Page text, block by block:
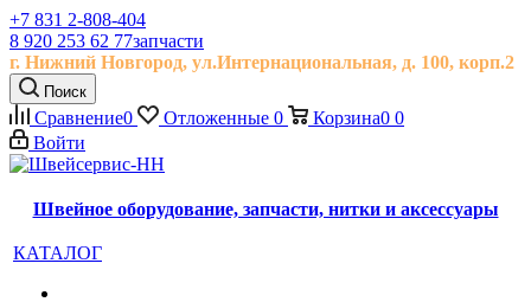
+7 831 2-808-404
8 920 253 62 77запчасти
г. Нижний Новгород, ул.Интернациональная, д. 100, корп.2
Поиск
Сравнение0 Отложенные 0 Корзина0 0
Войти
Швейное оборудование, запчасти, нитки и аксессуары
КАТАЛОГ